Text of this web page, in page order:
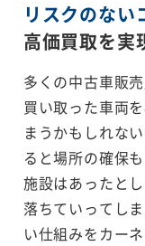
リスクのない
高価買取を実
多くの中古車販
買い取った車両
まうかもしれな
ると場所の確保
施設はあったと
落ちていってし
い仕組みをカー